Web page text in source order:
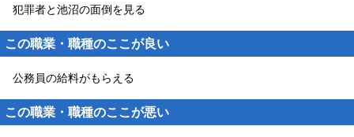
犯罪者と池沼の面倒を見る
この職業・職種のここが良い
公務員の給料がもらえる
この職業・職種のここが悪い